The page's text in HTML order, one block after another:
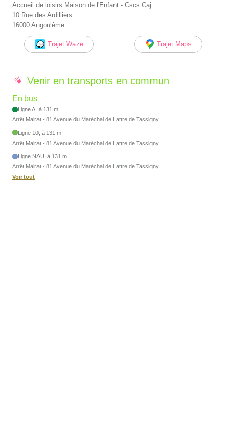
Accueil de loisirs Maison de l'Enfant - Cscs Caj
10 Rue des Ardilliers
16000 Angoulême
Trajet Waze Trajet Maps
Venir en transports en commun
En bus
Ligne A, à 131 m
Arrêt Mairat - 81 Avenue du Maréchal de Lattre de Tassigny
Ligne 10, à 131 m
Arrêt Mairat - 81 Avenue du Maréchal de Lattre de Tassigny
Ligne NAU, à 131 m
Arrêt Mairat - 81 Avenue du Maréchal de Lattre de Tassigny
Voir tout